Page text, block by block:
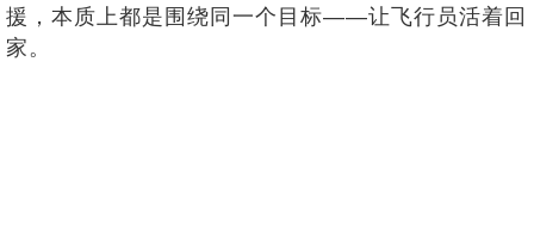
援，本质上都是围绕同一个目标——让飞行员活着回
家。